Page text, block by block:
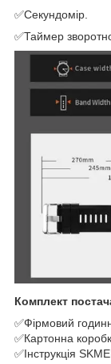
✅Секундомір.
✅Таймер
Комплект
✅Фірмовий
✅Картонна
✅Інструкція